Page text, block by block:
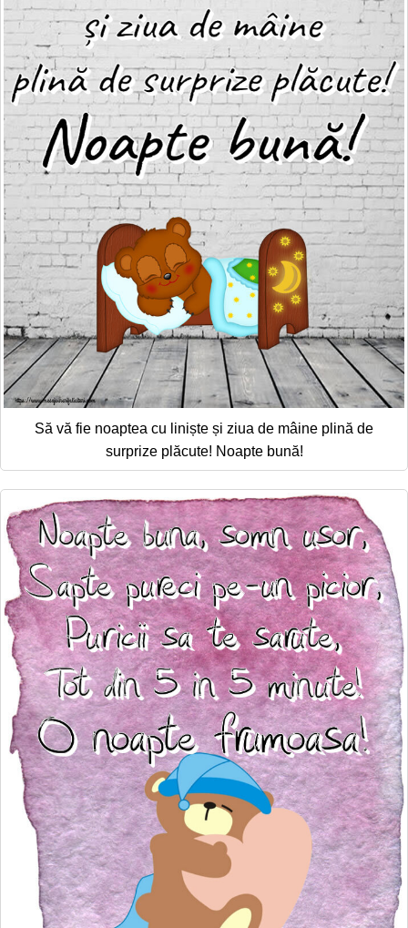
Să vă fie noaptea cu liniște și ziua de mâine plină de
surprize plăcute! Noapte bună!